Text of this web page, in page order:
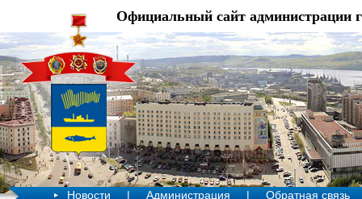
Официальный сайт администрации
Новости | Администрация | Обратная связь